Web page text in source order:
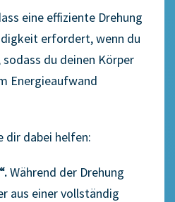
eine effiziente Drehung
erfordert, wenn du
du deinen Körper
Energieaufwand
dir dabei helfen:
Während der Drehung
aus einer vollständig